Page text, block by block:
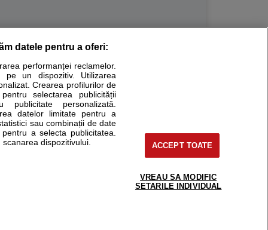
Ele nu pot substitui consultul medical direct si
fie medicul Dvs., fie unul dintre medicii pe care
pacient
support@sfatulmedicului.ro
0374 109 268
datele pentru a oferi:
performanței reclamelor.
pe un dispozitiv. Utilizarea
Crearea profilurilor de
selectarea publicității
publicitate personalizată.
datelor limitate pentru a
sau combinații de date
a selecta publicitatea.
dispozitivului.
ACCEPT TOATE
VREAU SA MODIFIC
SETARILE INDIVIDUAL